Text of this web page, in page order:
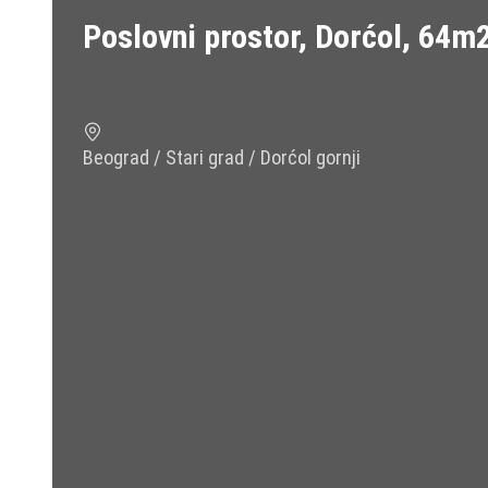
Poslovni prostor, Dorćol,
Beograd / Stari grad / Dorćol gornji